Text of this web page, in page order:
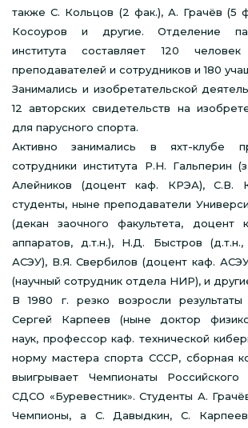
также С. Кольцов (2 фак.), А. Грачёв (5
Косоуров и другие. Отделение
института составляет 120
преподавателей и сотрудников и 180
Занимались и изобретательской
12 авторских свидетельств на
для парусного спорта.
Активно занимались в яхт-клубе
сотрудники института Р.Н. Гальперин
Алейников (доцент каф. КРЭА), С.В.
студенты, ныне преподаватели
(декан заочного факультета, доцент
аппаратов, д.т.н.), Н.Д. Быстров
АСЭУ), В.Я. Свербилов (доцент каф.
(научный сотрудник отдела НИР), и
В 1980 г. резко возросли
Сергей Карпеев (ныне доктор
наук, профессор каф. технической
норму мастера спорта СССР, сборная
выигрывает Чемпионаты
СДСО «Буревестник». Студенты А.
Чемпионы, а С. Давыдкин, С.